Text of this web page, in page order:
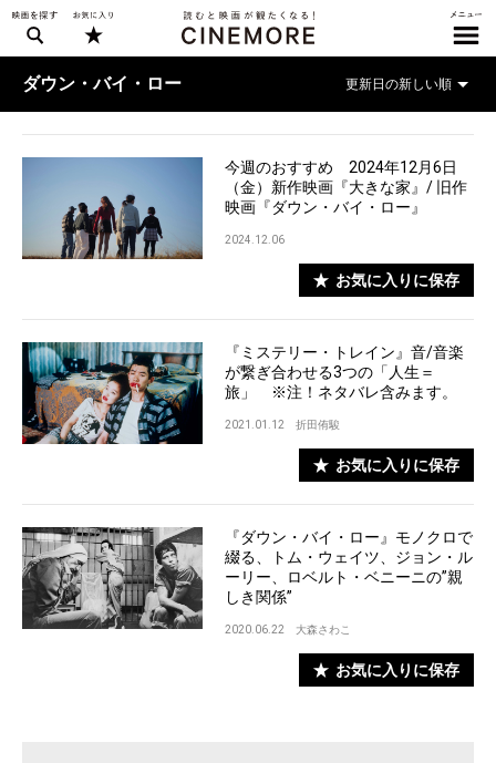
ダウン・バイ・ロー
今週のおすすめ 2024年12月6日
（金）新作映画『大きな家』/ 旧作
映画『ダウン・バイ・ロー』
2024.12.06
お気に入りに保存
『ミステリー・トレイン』音/音楽
が繋ぎ合わせる3つの「人生＝
旅」 ※注！ネタバレ含みます。
2021.01.12 折田侑駿
お気に入りに保存
『ダウン・バイ・ロー』モノクロで
綴る、トム・ウェイツ、ジョン・ル
ーリー、ロベルト・ベニーニの”親
しき関係”
2020.06.22 大森さわこ
お気に入りに保存